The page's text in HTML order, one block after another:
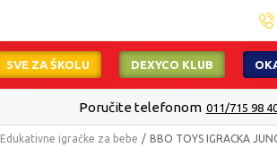
SVE ZA ŠKOLU DEXYCO KLUB
Poručite telefonom 011/715 98
Edukativne igračke za bebe BBO TOYS IGRACKA